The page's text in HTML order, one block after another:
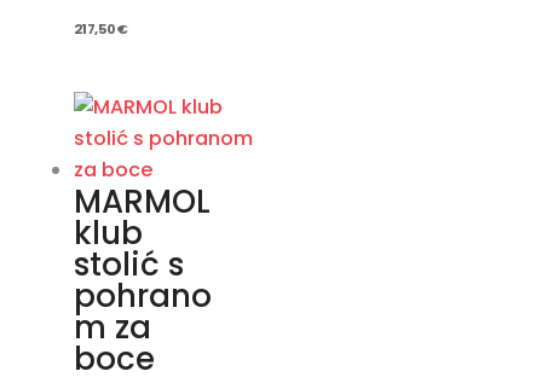
217,50€
MARMOL
klub
stolić s
pohrano
m za
boce